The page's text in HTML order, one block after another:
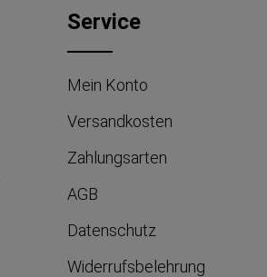
Service
Mein Konto
Versandkosten
Zahlungsarten
AGB
Datenschutz
Widerrufsbelehrung